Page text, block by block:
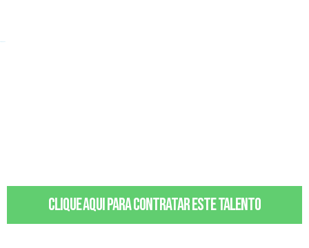
Clique aqui para contratar este talento